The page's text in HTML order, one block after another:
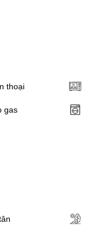
thoại
gas